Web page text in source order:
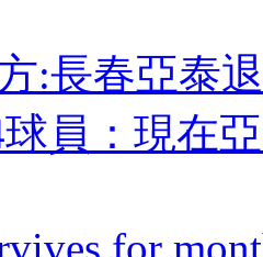
:長春亞泰
員：現
for